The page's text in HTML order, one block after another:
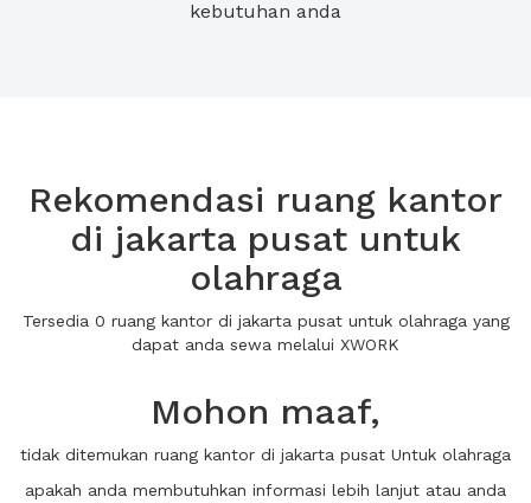
kebutuhan anda
Rekomendasi ruang kantor
di jakarta pusat untuk
olahraga
Tersedia 0 ruang kantor di jakarta pusat untuk olahraga yang
dapat anda sewa melalui XWORK
Mohon maaf,
tidak ditemukan ruang kantor di jakarta pusat Untuk olahraga
apakah anda membutuhkan informasi lebih lanjut atau anda